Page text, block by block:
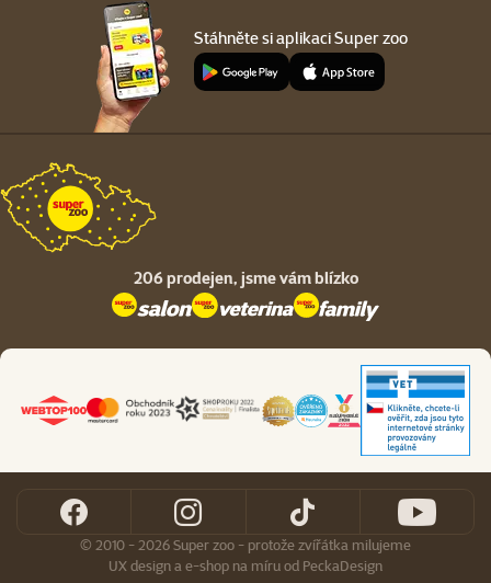
Stáhněte si aplikaci Super zoo
206 prodejen, jsme vám blízko
© 2010 - 2026 Super zoo - protože zvířátka milujeme
UX designa e-shop na míruod PeckaDesign